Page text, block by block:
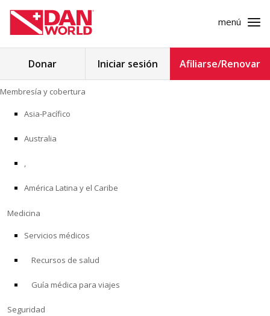
al
contenido
menú
MEMBRESÍA Y COBERTURA
SEGURIDAD
INVESTIGACIÓN
PROGRAMAS PROFESIONALES
Donar Iniciar sesión Afiliarse/Renovar
Membresía y cobertura
Asia-Pacífico
Australia
,
América Latina y el Caribe
Medicina
Servicios médicos
Recursos de salud
Guía médica para viajes
Seguridad